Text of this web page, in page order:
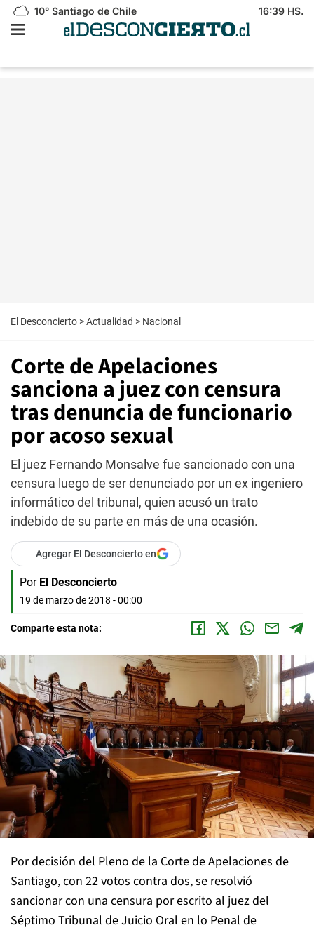
10° Santiago de Chile 16:39 HS.
El Desconcierto >Actualidad > Nacional
Corte de Apelaciones
sanciona a juez con censura
tras denuncia de funcionario
por acoso sexual
El juez Fernando Monsalve fue sancionado con una
censura luego de ser denunciado por un ex ingeniero
informático del tribunal, quien acusó un trato
indebido de su parte en más de una ocasión.
Agregar El Desconcierto en
Por El Desconcierto
19 de marzo de 2018 - 00:00
Comparte esta nota:
Por decisión del Pleno de la Corte de Apelaciones de
Santiago, con 22 votos contra dos, se resolvió
sancionar con una censura por escrito al juez del
Séptimo Tribunal de Juicio Oral en lo Penal de